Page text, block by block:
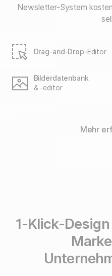
Newsletter-System
Drag-and-Drop-Editor
Bilderdatenbank
& -editor
Mehr
1-Klick-